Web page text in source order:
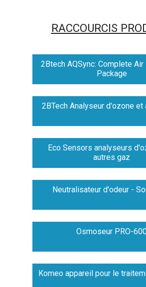
RACCOURCIS
2Btech AQSync: Complete
Package
2BTech Analyseur d'ozone et
Eco Sensors analyseurs
autres gaz
Neutralisateur d'odeur -
Osmoseur PRO-
Komeo appareil pour le